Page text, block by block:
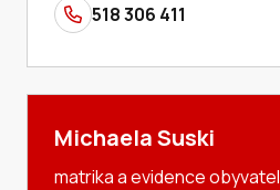
518 306 411
Michaela Suski
matrika a evidence obyvatel